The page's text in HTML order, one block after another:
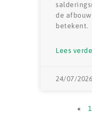
de afbouw
betekent.
Lees
24/07/2026
« 1